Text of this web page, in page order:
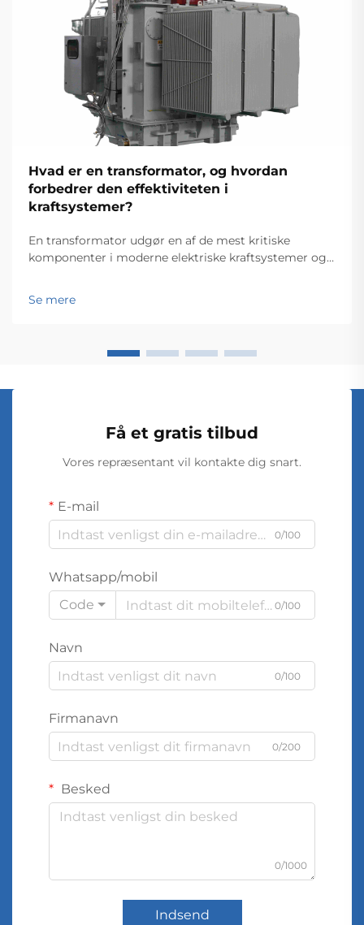
Hvad er en transformator, og hvordan
forbedrer den effektiviteten i
kraftsystemer?
En transformator udgør en af de mest kritiske
komponenter i moderne elektriske kraftsystemer og
elektromagnetiske enheder muliggør problemfri
Se mere
Få et gratis tilbud
Vores repræsentant vil kontakte dig snart.
E-mail
0/100
Whatsapp/mobil
Code
0/100
Navn
0/100
Firmanavn
0/200
Besked
0/1000
Indsend